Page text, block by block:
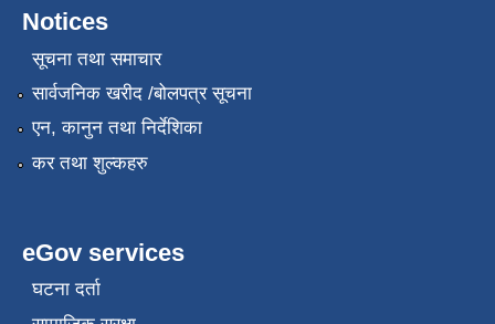
Notices
सूचना तथा समाचार
सार्वजनिक खरीद /बोलपत्र सूचना
एन, कानुन तथा निर्देशिका
कर तथा शुल्कहरु
eGov services
घटना दर्ता